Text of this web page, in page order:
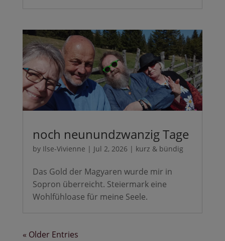
noch neunundzwanzig Tage
by Ilse-Vivienne | Jul 2, 2026 | kurz & bündig
Das Gold der Magyaren wurde mir in
Sopron überreicht. Steiermark eine
Wohlfühloase für meine Seele.
« Older Entries